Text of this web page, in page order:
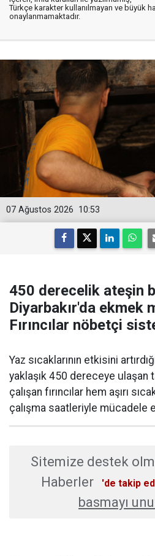
Türkçe karakter kullanılmayan ve büyük
onaylanmamaktadır.
10:53
07 Ağustos 2026
450 derecelik ateşin
Diyarbakır'da ekmek
Fırıncılar nöbetçi
Yaz sıcaklarının etkisini
yaklaşık 450 dereceye ulaşan
çalışan fırıncılar hem aşırı
çalışma saatleriyle mücadele
Sitemize destek
Haberler
'de takip
basmayı